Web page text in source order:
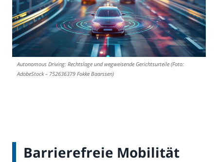
Autonomous Driving: Rechtslage und wegweisende Gerichtsurteile (Foto:
AdobeStock – 752636379 Fokke Baarssen)
Barrierefreie Mobilität